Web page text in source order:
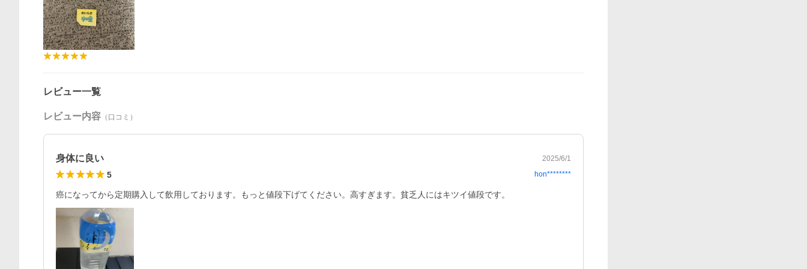
レビュー一覧
レビュー内容 （口コミ）
身体に良い 2025/6/1
5 hon********
癌になってから定期購入して飲用しております。もっと値段下げてください。高すぎます。貧乏人にはキツイ値段です。